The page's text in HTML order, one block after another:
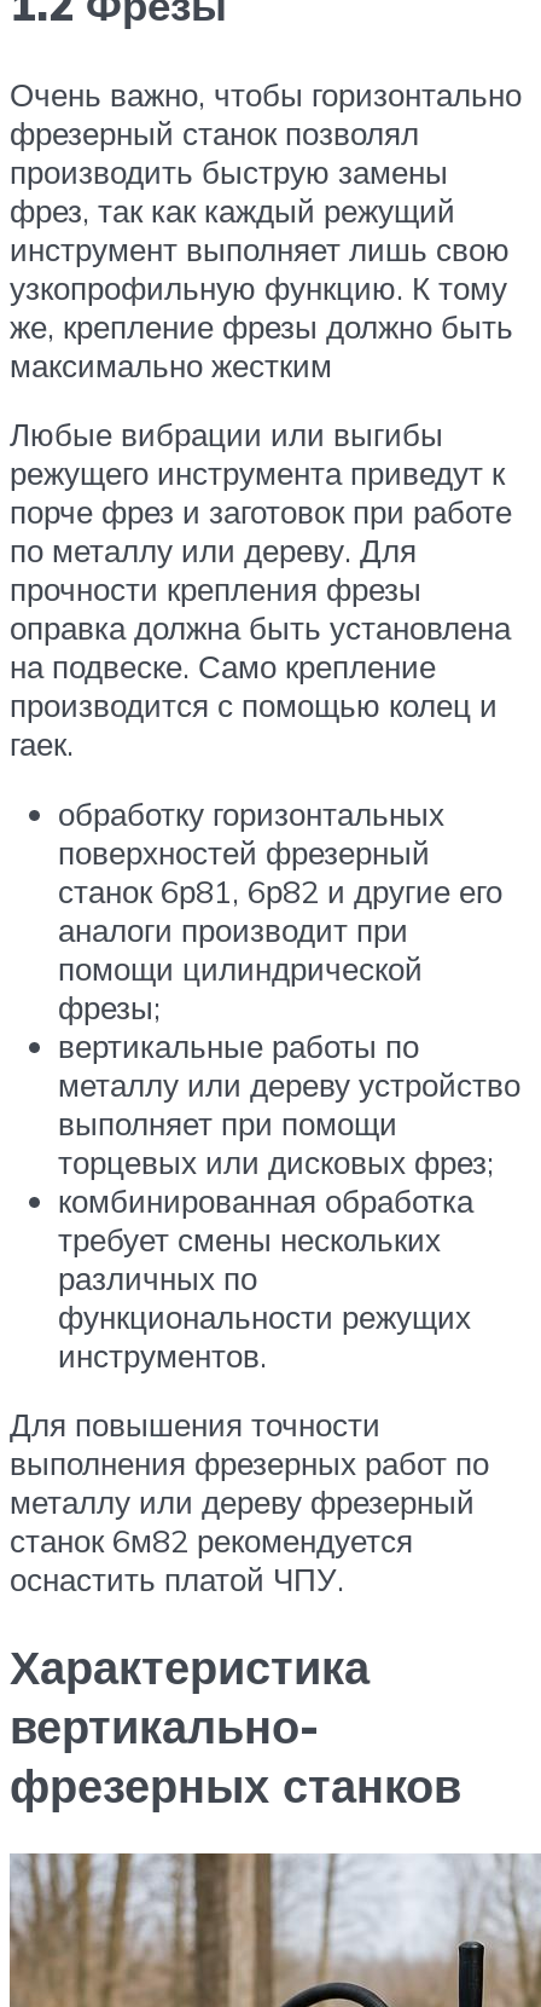
Очень важно, чтобы горизонтально
фрезерный станок позволял
производить быструю замены
фрез, так как каждый режущий
инструмент выполняет лишь свою
узкопрофильную функцию. К тому
же, крепление фрезы должно быть
максимально жестким
Любые вибрации или выгибы
режущего инструмента приведут к
порче фрез и заготовок при работе
по металлу или дереву. Для
прочности крепления фрезы
оправка должна быть установлена
на подвеске. Само крепление
производится с помощью колец и
гаек.
обработку горизонтальных
поверхностей фрезерный
станок 6р81, 6р82 и другие его
аналоги производит при
помощи цилиндрической
фрезы;
вертикальные работы по
металлу или дереву устройство
выполняет при помощи
торцевых или дисковых фрез;
комбинированная обработка
требует смены нескольких
различных по
функциональности режущих
инструментов.
Для повышения точности
выполнения фрезерных работ по
металлу или дереву фрезерный
станок 6м82 рекомендуется
оснастить платой ЧПУ.
Характеристика
вертикально-
фрезерных станков